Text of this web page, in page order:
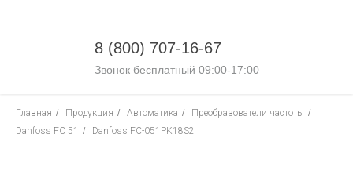
8 (800) 707-16-67
Звонок бесплатный 09:00-17:00
Главная / Продукция / Автоматика / Преобразователи частоты /
Danfoss FC 51
/ Danfoss FC-051PK18S2